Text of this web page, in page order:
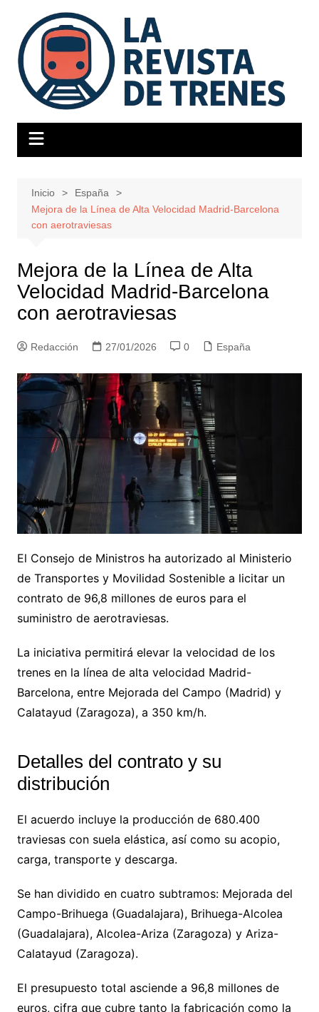
contenido
Inicio
España
Mejora de la Línea de Alta Velocidad Madrid-Barcelona
con aerotraviesas
Mejora de la Línea de Alta
Velocidad Madrid-Barcelona
con aerotraviesas
Redacción 27/01/2026 0 España
El Consejo de Ministros ha autorizado al Ministerio
de Transportes y Movilidad Sostenible a licitar un
contrato de 96,8 millones de euros para el
suministro de aerotraviesas.
La iniciativa permitirá elevar la velocidad de los
trenes en la línea de alta velocidad Madrid-
Barcelona, entre Mejorada del Campo (Madrid) y
Calatayud (Zaragoza), a 350 km/h.
Detalles del contrato y su
distribución
El acuerdo incluye la producción de 680.400
traviesas con suela elástica, así como su acopio,
carga, transporte y descarga.
Se han dividido en cuatro subtramos: Mejorada del
Campo-Brihuega (Guadalajara), Brihuega-Alcolea
(Guadalajara), Alcolea-Ariza (Zaragoza) y Ariza-
Calatayud (Zaragoza).
El presupuesto total asciende a 96,8 millones de
euros, cifra que cubre tanto la fabricación como la